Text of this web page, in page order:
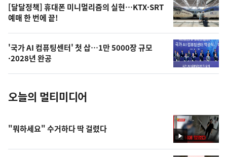
오
늘
의
사
진
[달달정책] 휴대폰 미니멀리즘의 실현…KTX·SRT
예매 한 번에 끝!
'국가 AI 컴퓨팅센터' 첫 삽…1만 5000장 규모
·2028년 완공
오늘의 멀티미디어
영
상
"뭐하세요" 수거하다 딱 걸렸다